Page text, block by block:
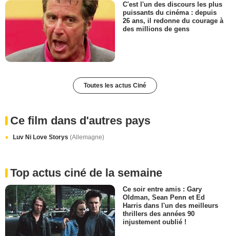
C'est l'un des discours les plus
puissants du cinéma : depuis
26 ans, il redonne du courage à
des millions de gens
Toutes les actus Ciné
Ce film dans d'autres pays
Luv Ni Love Storys (Allemagne)
Top actus ciné de la semaine
Ce soir entre amis : Gary
Oldman, Sean Penn et Ed
Harris dans l'un des meilleurs
thrillers des années 90
injustement oublié !